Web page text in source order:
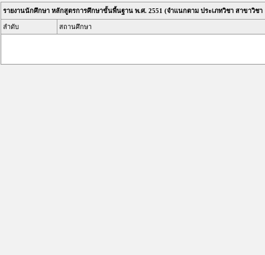
รายงานนักศึกษา หลักสูตรการศึกษาขั้นพื้นฐาน พ.ศ. 2551 (จำแนกตาม ประเภทวิชา สาขาวิช
ลำดับ สถานศึกษา